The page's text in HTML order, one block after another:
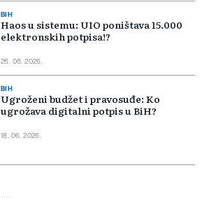
BIH
Haos u sistemu: UIO poništava 15.000
elektronskih potpisa!?
26. 06. 2026.
BIH
Ugroženi budžet i pravosuđe: Ko
ugrožava digitalni potpis u BiH?
18. 06. 2026.